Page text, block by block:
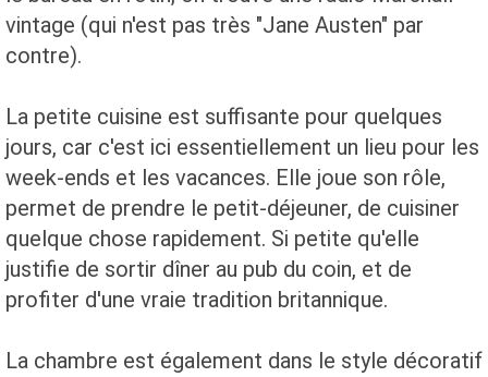
vintage (qui n'est pas très "Jane Austen" par
contre).
La petite cuisine est suffisante pour quelques
jours, car c'est ici essentiellement un lieu pour les
week-ends et les vacances. Elle joue son rôle,
permet de prendre le petit-déjeuner, de cuisiner
quelque chose rapidement. Si petite qu'elle
justifie de sortir dîner au pub du coin, et de
profiter d'une vraie tradition britannique.
La chambre est également dans le style décoratif